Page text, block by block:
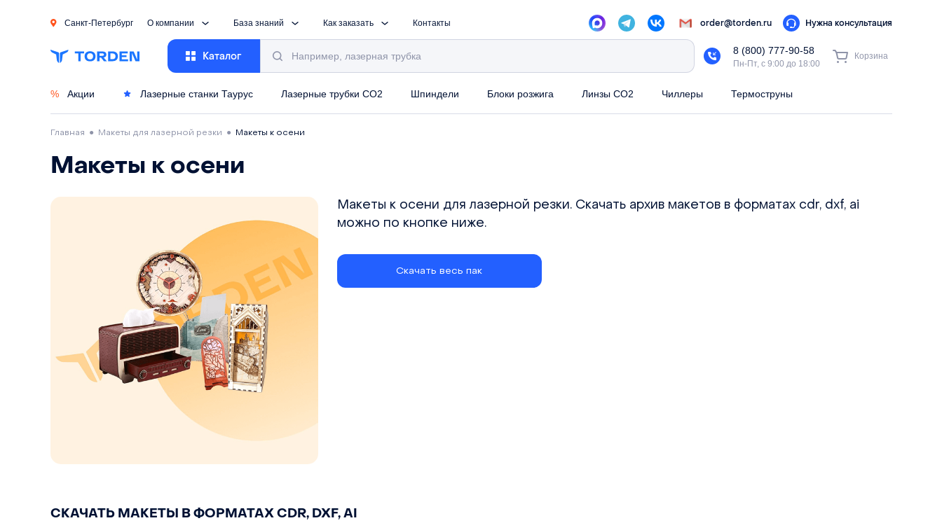
Санкт-Петербург О компании База знаний Как заказать Контакты order@torden.ru Нужна консультация
Каталог 8 (800) 777-90-58
Пн-Пт, с 9:00 до 18:00
Корзина
% Акции Лазерные станки Таурус Лазерные трубки CO2 Шпиндели Блоки розжига Линзы CO2 Чиллеры Термоструны
Главная ● Макеты для лазерной резки ● Макеты к осени
Макеты к осени
Макеты к осени для лазерной резки. Скачать архив макетов в форматах cdr, dxf, ai
можно по кнопке ниже.
Скачать весь пак
СКАЧАТЬ МАКЕТЫ В ФОРМАТАХ CDR, DXF, AI